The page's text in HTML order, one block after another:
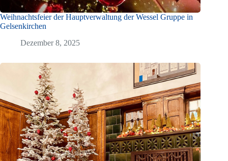
Weihnachtsfeier der Hauptverwaltung der Wessel Gruppe in
Gelsenkirchen
Dezember 8, 2025